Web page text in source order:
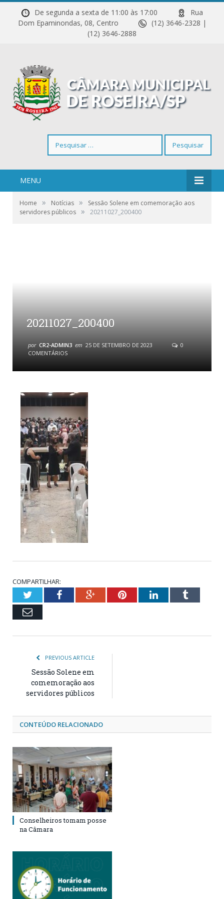
De segunda a sexta de 11:00 às 17:00
Rua
Dom Epaminondas, 08, Centro
(12) 3646-2328 |
(12) 3646-2888
por:
MENU
Home » Notícias »
Sessão Solene em comemoração aos
servidores públicos » 20211027_200400
20211027_200400
por CR2-ADMIN3 em 25 DE SETEMBRO DE 2023
0
COMENTÁRIOS
COMPARTILHAR:
TwitterFacebookGoogle+PinterestLinkedInTumblr
Email
PREVIOUS ARTICLE
Sessão Solene em
comemoração aos
servidores públicos
CONTEÚDO RELACIONADO
Conselheiros tomam posse
na Câmara